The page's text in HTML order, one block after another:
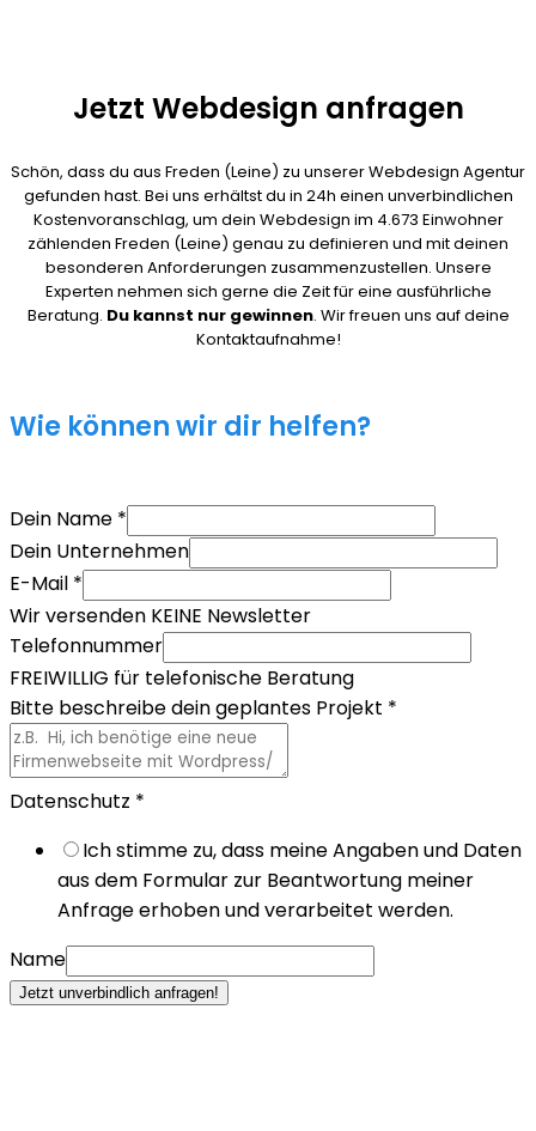
Jetzt Webdesign anfragen
Schön, dass du aus Freden (Leine) zu unserer Webdesign Agentur
gefunden hast. Bei uns erhältst du in 24h einen unverbindlichen
Kostenvoranschlag, um dein Webdesign im 4.673 Einwohner
zählenden Freden (Leine) genau zu definieren und mit deinen
besonderen Anforderungen zusammenzustellen. Unsere
Experten nehmen sich gerne die Zeit für eine ausführliche
Beratung. Du kannst nur gewinnen. Wir freuen uns auf deine
Kontaktaufnahme!
Wie können wir dir helfen?
Dein Name *
Dein Unternehmen
E-Mail *
Wir versenden KEINE Newsletter
Telefonnummer
FREIWILLIG für telefonische Beratung
Bitte beschreibe dein geplantes Projekt *
Datenschutz *
Ich stimme zu, dass meine Angaben und Daten
aus dem Formular zur Beantwortung meiner
Anfrage erhoben und verarbeitet werden.
Name
Jetzt unverbindlich anfragen!